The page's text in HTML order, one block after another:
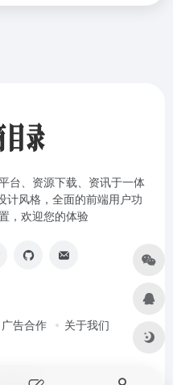
台、资源下载、资讯于一体
计风格，全面的前端用户功
，欢迎您的体验
广告合作 关于我们